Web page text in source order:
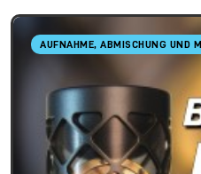
AUFNAHME, ABMISCHUNG UND